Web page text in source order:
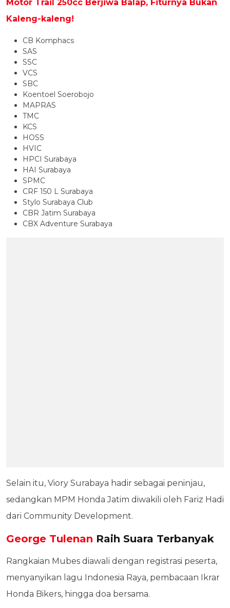
Motor Trail 250cc Berjiwa Balap, Fiturnya Bukan
Kaleng-kaleng!
CB Komphacs
SAS
SSC
VCS
SBC
Koentoel Soerobojo
MAPRAS
TMC
KCS
HOSS
HVIC
HPCI Surabaya
HAI Surabaya
SPMC
CRF 150 L Surabaya
Stylo Surabaya Club
CBR Jatim Surabaya
CBX Adventure Surabaya
Selain itu, Viory Surabaya hadir sebagai peninjau,
sedangkan MPM Honda Jatim diwakili oleh Fariz Hadi
dari Community Development.
George Tulenan Raih Suara Terbanyak
Rangkaian Mubes diawali dengan registrasi peserta,
menyanyikan lagu Indonesia Raya, pembacaan Ikrar
Honda Bikers, hingga doa bersama.